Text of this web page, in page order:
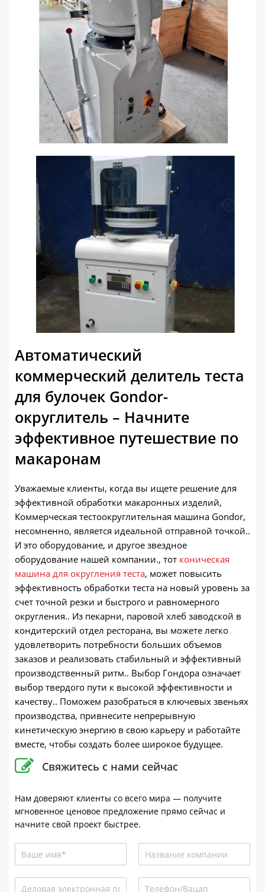
Автоматический
коммерческий делитель теста
для булочек Gondor-
округлитель – Начните
эффективное путешествие по
макаронам
Уважаемые клиенты, когда вы ищете решение для
эффективной обработки макаронных изделий,
Коммерческая тестоокруглительная машина Gondor,
несомненно, является идеальной отправной точкой..
И это оборудование, и другое звездное
оборудование нашей компании., тот коническая
машина для округления теста, может повысить
эффективность обработки теста на новый уровень за
счет точной резки и быстрого и равномерного
округления.. Из пекарни, паровой хлеб заводской в ​​
кондитерский отдел ресторана, вы можете легко
удовлетворить потребности больших объемов
заказов и реализовать стабильный и эффективный
производственный ритм.. Выбор Гондора означает
выбор твердого пути к высокой эффективности и
качеству.. Поможем разобраться в ключевых звеньях
производства, привнесите непрерывную
кинетическую энергию в свою карьеру и работайте
вместе, чтобы создать более широкое будущее.
Свяжитесь с нами сейчас
Нам доверяют клиенты со всего мира — получите
мгновенное ценовое предложение прямо сейчас и
начните свой проект быстрее.